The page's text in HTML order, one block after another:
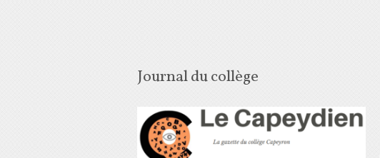
Journal du collège